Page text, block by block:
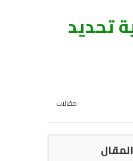
تحديد
مقالات